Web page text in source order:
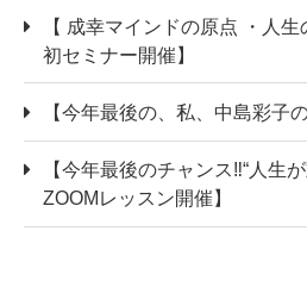
【 成幸マインドの原点 ・人
初セミナー開催】
【今年最後の、私、中島彩子
【今年最後のチャンス‼“人生
ZOOMレッスン開催】